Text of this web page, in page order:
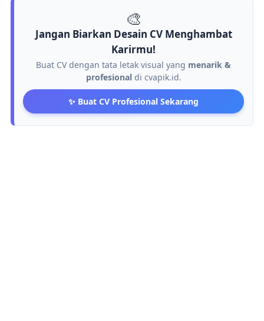
🎨
Jangan Biarkan Desain CV Menghambat
Karirmu!
Buat CV dengan tata letak visual yang menarik &
profesionaldi cvapik.id.
✨ Buat CV Profesional Sekarang